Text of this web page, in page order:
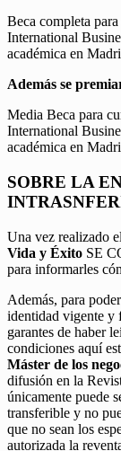
Beca completa para
International
académica en
Además se
Media Beca para
International
académica en
SOBRE LA
Una vez realizado
Vida y Éxito SE
para informarles
Además, para
identidad vigente y
garantes de haber
condiciones aquí
Máster de los
difusión en la
únicamente puede
transferible y no
que no sean los
autorizada la